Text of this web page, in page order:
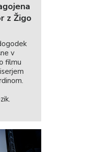
z Žigo
v
filmu